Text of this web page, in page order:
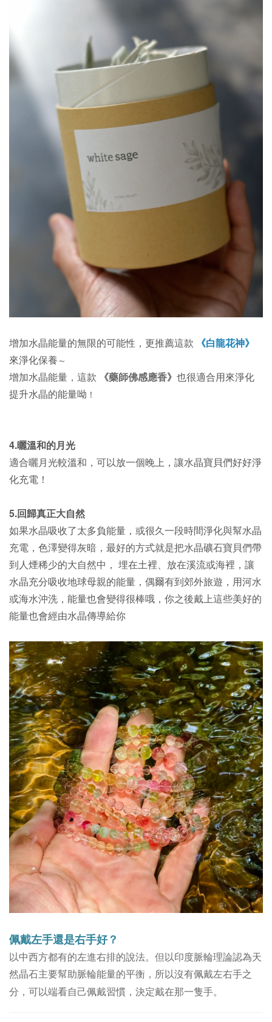
增加水晶能量的無限的可能性，更推薦這款
《白龍花神》
來淨化保養 ～
增加水晶能量 ， 這款 《藥師佛感應香》 也很適合用來淨化
提升水晶的能量呦 ！
4.曬溫和的月光
適合曬月光較溫和，可以放一個晚上，讓水晶寶貝們好好淨
化充電！
5.回歸真正大自然
如果水晶吸收了太多負能量，或很久一段時間淨化與幫水晶
充電，色澤變得灰暗，最好的方式就是把水晶礦石寶貝們帶
到人煙稀少的大自然中， 埋在土裡、放在溪流或海裡，讓
水晶充分吸收地球母親的能量，偶爾有到郊外旅遊，用河水
或海水沖洗，能量也會變得很棒哦，你之後戴上這些美好的
能量也會經由水晶傳導給你
佩戴左手還是右手好？
以中西方都有的左進右排的說法。 但以印度脈輪理論認為天
然晶石主要幫助脈輪能量的平衡，所以沒有佩戴左右手之
分，可以端看自己佩戴習慣，決定戴在那一隻手。